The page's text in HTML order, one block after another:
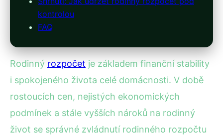
kontrolou
FAQ
Rodinný rozpočet je základem finanční stability
i spokojeného života celé domácnosti. V době
rostoucích cen, nejistých ekonomických
podmínek a stále vyšších nároků na rodinný
život se správné zvládnutí rodinného rozpočtu